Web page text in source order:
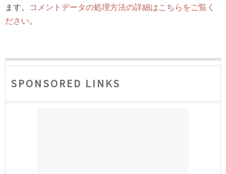
ます。 コメントデータの処理方法の詳細はこちらをご覧く
ださい。
SPONSORED LINKS